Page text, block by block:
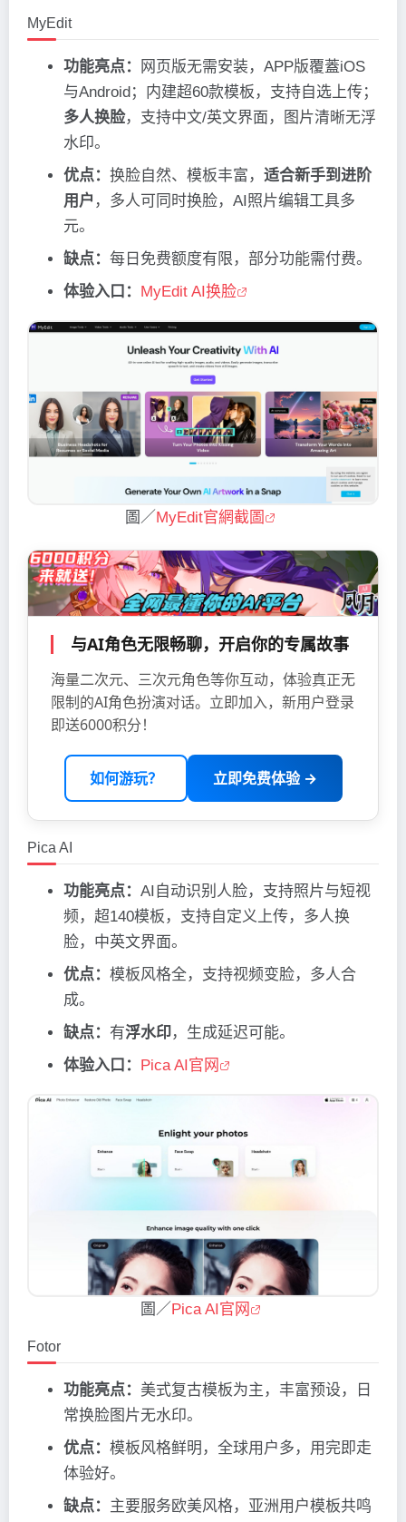
MyEdit
功能亮点：
网页版无需安装，APP版覆蓋iOS
与Android；内建超60款模板，支持自选上传；
多人换脸，支持中文/英文界面，图片清晰无浮
水印。
优点： 换脸自然、模板丰富， 适合新手到进阶
用户 ，多人可同时换脸，AI照片编辑工具多
元。
缺点： 每日免费额度有限，部分功能需付费。
体验入口： MyEdit AI换脸
圖／MyEdit官網截圖
与AI角色无限畅聊，开启你的专属故事
海量二次元、三次元角色等你互动，体验真正无
限制的AI角色扮演对话。立即加入，新用户登录
即送6000积分！
如何游玩？ 立即免费体验 →
Pica AI
功能亮点： AI自动识别人脸，支持照片与短视
频，超140模板，支持自定义上传，多人换
脸，中英文界面。
优点： 模板风格全，支持视频变脸，多人合
成。
缺点： 有浮水印，生成延迟可能。
体验入口：
Pica AI官网
圖／ Pica AI官网
Fotor
功能亮点： 美式复古模板为主，丰富预设，日
常换脸图片无水印。
优点： 模板风格鲜明，全球用户多，用完即走
体验好。
缺点： 主要服务欧美风格，亚洲用户模板共鸣